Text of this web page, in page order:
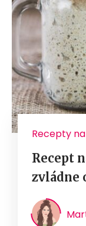
Recepty
Recept
zvládne